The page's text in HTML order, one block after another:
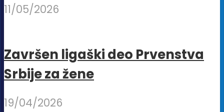
11/05/2026
Završen ligaški deo Prvenstva
Srbije za žene
19/04/2026